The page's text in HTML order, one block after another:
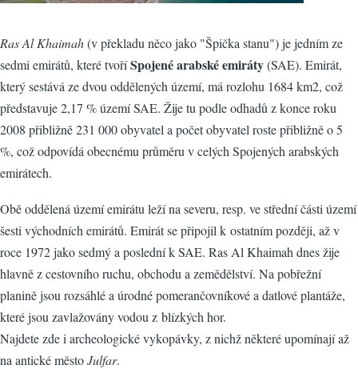
Ras Al Khaimah(v překladu něco jako "Špička stanu") je jedním ze
sedmi emirátů, které tvoříSpojené arabské emiráty(SAE). Emirát,
který sestává ze dvou oddělených území, má rozlohu 1684 km2, což
představuje 2,17 % území SAE. Žije tu podle odhadů z konce roku
2008 přibližně 231 000 obyvatel a počet obyvatel roste přibližně o 5
%, což odpovídá obecnému průměru v celých Spojených arabských
emirátech.
Obě oddělená území emirátu leží na severu, resp. ve střední části území
šesti východních emirátů. Emirát se připojil k ostatním později, až v
roce 1972 jako sedmý a poslední k SAE. Ras Al Khaimah dnes žije
hlavně z cestovního ruchu, obchodu a zemědělství. Na pobřežní
planině jsou rozsáhlé a úrodné pomerančovníkové a datlové plantáže,
které jsou zavlažovány vodou z blízkých hor.
Najdete zde i archeologické vykopávky, z nichž některé upomínají až
na antické městoJulfar.